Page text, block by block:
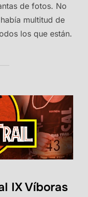
de fotos. No
multitud de
los que están.
IX Víboras